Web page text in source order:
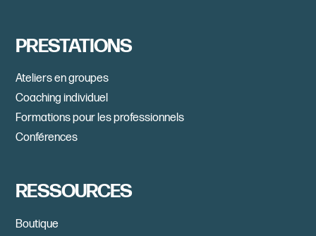
PRESTATIONS
Ateliers en groupes
Coaching individuel
Formations pour les professionnels
Conférences
RESSOURCES
Boutique